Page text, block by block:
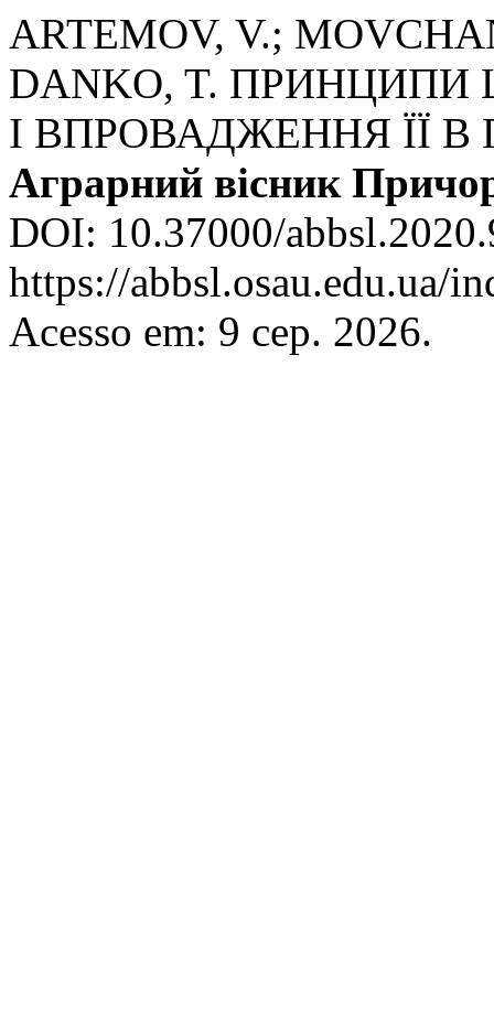
ARTEMOV, V.;
DANKO, T.
І ВПРОВАДЖЕННЯ ЇЇ В
Аграрний вісник
DOI: 10.37000/
https://abbsl.osau.edu.ua/
Acesso em: 9 сер. 2026.